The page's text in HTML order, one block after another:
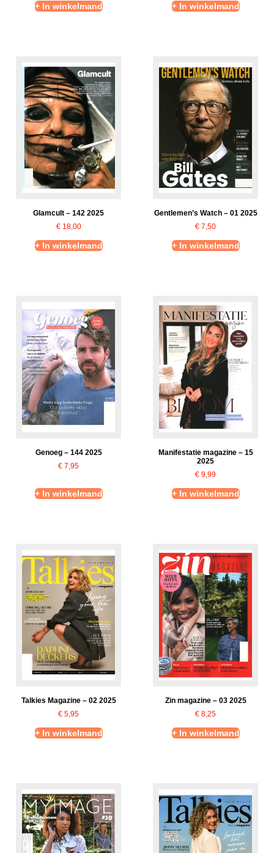
+ In winkelmand + In winkelmand
Glamcult – 142 2025
€18,00
+ In winkelmand
Gentlemen’s Watch – 01 2025
€ 7,50
+ In winkelmand
Genoeg – 144 2025
€ 7,95
+ In winkelmand
Manifestatie magazine – 15
2025
€ 9,99
+ In winkelmand
Talkies Magazine – 02 2025
€ 5,95
+ In winkelmand
Zin magazine – 03 2025
€ 8,25
+ In winkelmand